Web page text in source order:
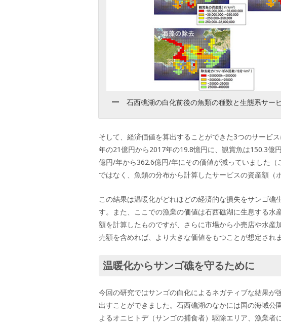
石西礁湖の白化前後の魚類の種数と生態系サー
そして、経済価値を算出することができた3つのサービ
年の21億円から2017年の19.8憶円に、観賞魚は150.3億
億円/年から362.6億円/年にその価値が減っていました
ではなく、魚類の分布から計算したサービスの資産額（
この結果は温暖化がどれほどの経済的な損失をサンゴ礁
す。また、ここでの漁業の価値は石西礁湖に生息する水
額を計算したものですが、さらに市場から小売店や水産
売額を含めれば、より大きな価値をもつことが想定されま
温暖化からサンゴ礁を守るために
今回の研究ではサンゴの白化によるネガティブな結果が
出すことができました。石西礁湖のなかには国の海域公
よるオニヒトデ（サンゴの捕食者）駆除エリア、漁業者